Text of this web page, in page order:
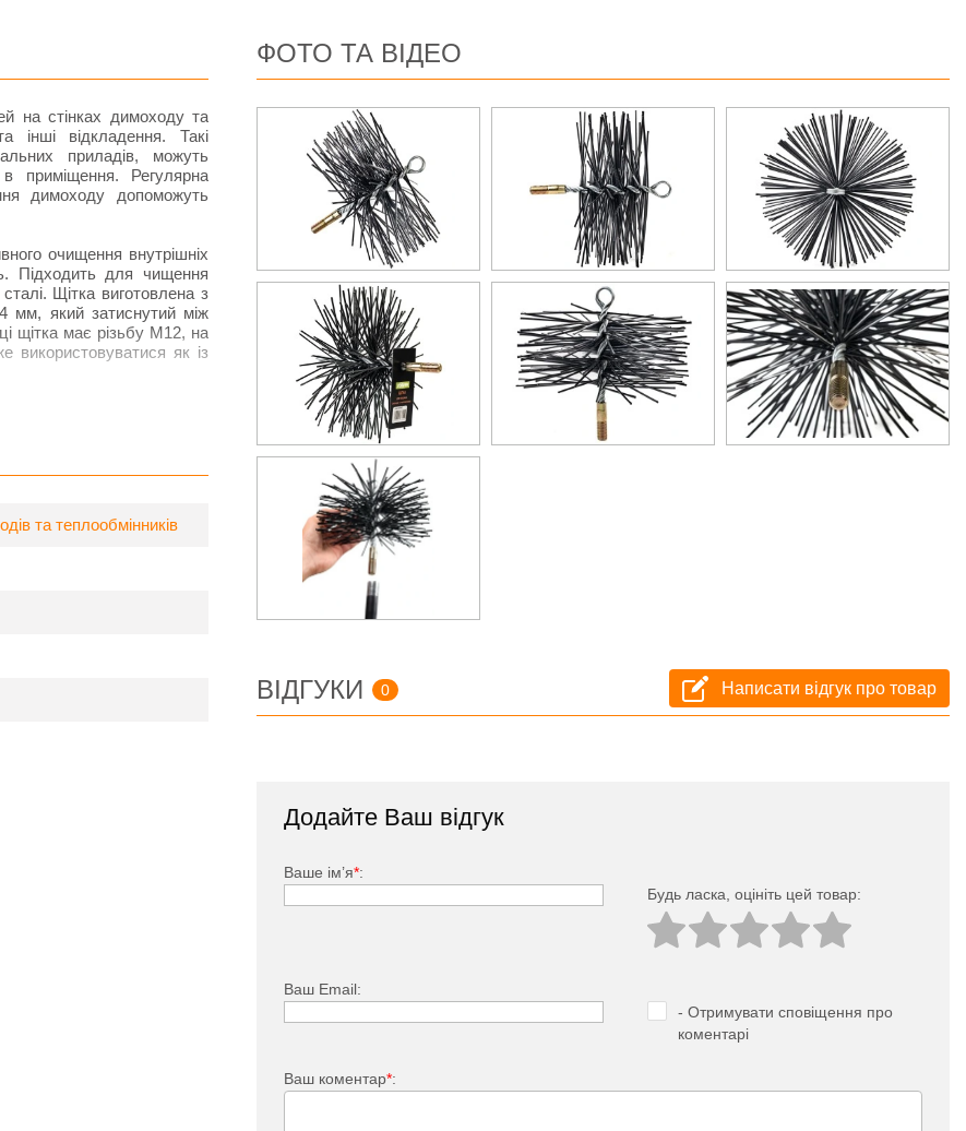
на стінках димоходу та
інші відкладення. Такі
приладів, можуть
приміщення. Регулярна
димоходу допоможуть
очищення внутрішніх
Підходить для чищення
Щітка виготовлена ​​з
мм, який затиснутий між
щітка має різьбу М12, на
використовуватися як із
та теплообмінників
ФОТО ТА ВІДЕО
ВІДГУКИ 0 Написати відгук про товар
Додайте Ваш відгук
Ваше ім’я*:
Будь ласка, оцініть цей товар:
Ваш Email:
- Отримувати сповіщення про
коментарі
Ваш коментар*: